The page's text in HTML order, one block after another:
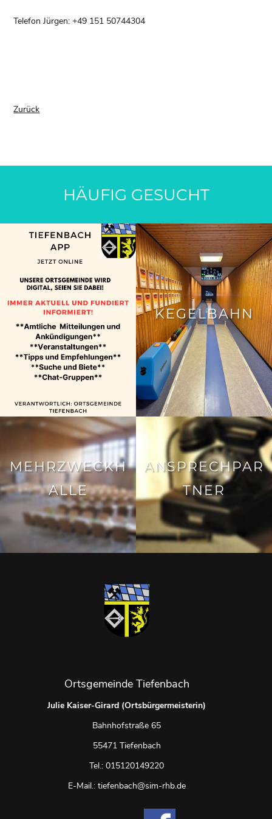
Telefon Jürgen: +49 151 50744304
Zurück
HÄUFIG GESUCHT
KEGELBAHN
MEHRZWECKH
ALLE
ANSPRECHPAR
TNER
Ortsgemeinde Tiefenbach
Julie Kaiser-Girard (Ortsbürgermeisterin)
Bahnhofstraße 65
55471 Tiefenbach
Tel.: 015120149220
E-Mail.: tiefenbach@sim-rhb.de